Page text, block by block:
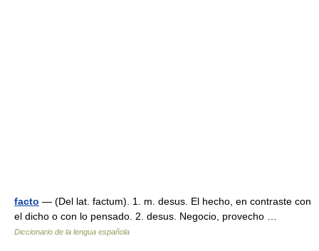
facto — (Del lat. factum). 1. m. desus. El hecho, en contraste con
el dicho o con lo pensado. 2. desus. Negocio, provecho …
Diccionario de la lengua española